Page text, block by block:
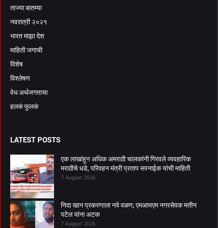
ताज्या बातम्या
नवरात्री २०२१
भारत माझा देश
माहिती जगाची
विशेष
विश्लेषण
वेध अर्थजगताचा
हलकं फुलकं
LATEST POSTS
एक लाखांहून अधिक अमराठी चालकांनी गिरवले व्यवहारिक
मराठीचे धडे, परिवहन मंत्री प्रताप सरनाईक यांची माहिती
7 August 2026
निदा खान प्रकरणाला नवे वळण; एमआयएम नगरसेवक मतीन
पटेल यांना अटक
7 August 2026